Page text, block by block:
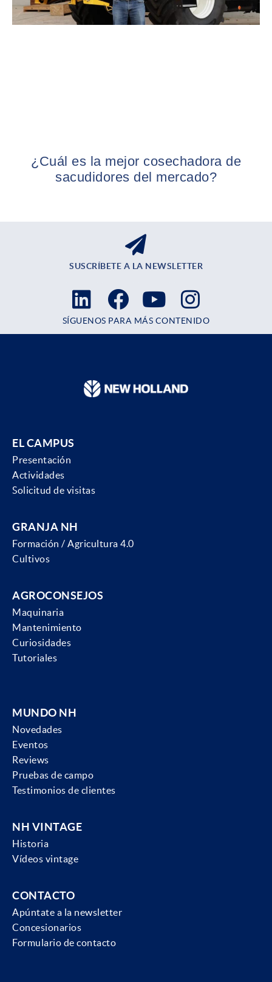
¿Cuál es la mejor cosechadora de
sacudidores del mercado?
SUSCRÍBETE A LA NEWSLETTER
SÍGUENOS PARA MÁS CONTENIDO
EL CAMPUS
Presentación
Actividades
Solicitud de visitas
GRANJA NH
Formación / Agricultura 4.0
Cultivos
AGROCONSEJOS
Maquinaria
Mantenimiento
Curiosidades
Tutoriales
MUNDO NH
Novedades
Eventos
Reviews
Pruebas de campo
Testimonios de clientes
NH VINTAGE
Historia
Vídeos vintage
CONTACTO
Apúntate a la newsletter
Concesionarios
Formulario de contacto